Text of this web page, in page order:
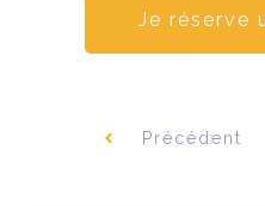
Je réserve
Précédent